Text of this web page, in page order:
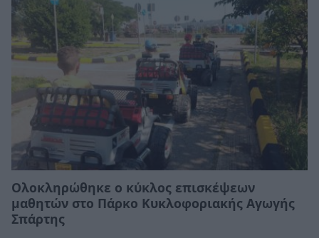
Ολοκληρώθηκε ο κύκλος επισκέψεων
μαθητών στο Πάρκο Κυκλοφοριακής Αγωγής
Σπάρτης